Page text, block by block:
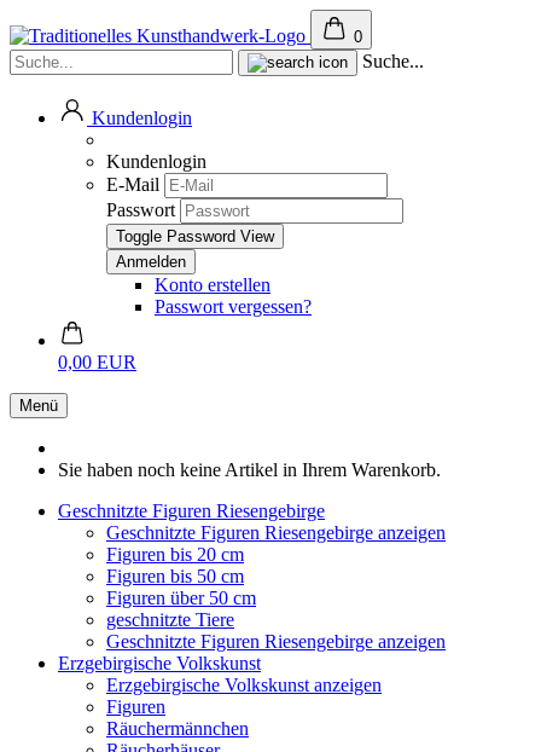
0
Suche...
Kundenlogin
Kundenlogin
E-Mail
Passwort
Toggle Password View
Konto erstellen
Passwort vergessen?
0,00 EUR
Menü
Sie haben noch keine Artikel in Ihrem Warenkorb.
Geschnitzte Figuren Riesengebirge
Geschnitzte Figuren Riesengebirge anzeigen
Figuren bis 20 cm
Figuren bis 50 cm
Figuren über 50 cm
geschnitzte Tiere
Geschnitzte Figuren Riesengebirge anzeigen
Erzgebirgische Volkskunst
Erzgebirgische Volkskunst anzeigen
Figuren
Räuchermännchen